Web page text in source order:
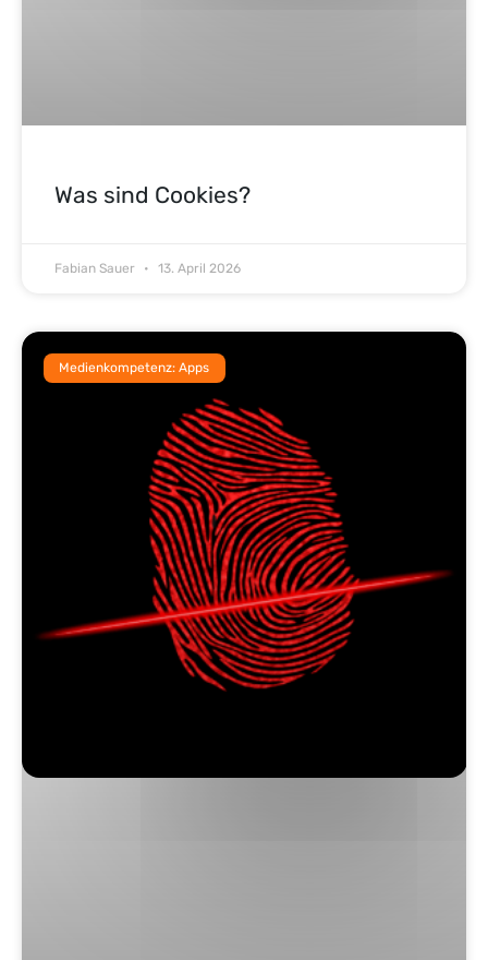
Was sind Cookies?
Fabian Sauer 13. April 2026
Medienkompetenz: Apps